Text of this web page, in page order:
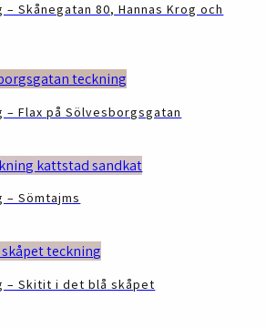
Skånegatan 80, Hannas Krog och
Flax på Sölvesborgsgatan
– Sömtajms
– Skitit i det blå skåpet